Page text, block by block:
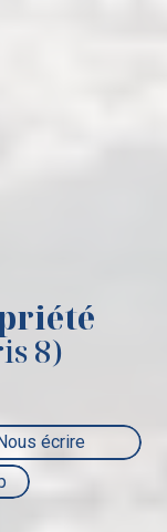
8)
écrire